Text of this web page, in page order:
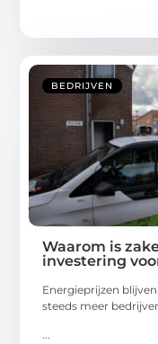
BEDRIJVEN
Waarom is
investering
Energieprijzen
steeds meer
...